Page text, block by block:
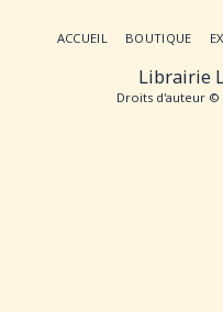
Librairie
Droits d'auteur ©
ACCUEIL BOUTIQUE